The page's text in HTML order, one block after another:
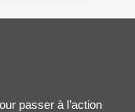
passer à l’action